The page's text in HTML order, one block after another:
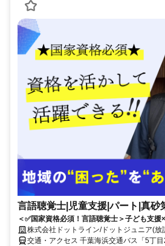
言語聴覚士|児童支援|パート|真砂
＜✅国家資格必須！言語聴覚士＞子ども支
株式会社ドットライン/ドットジュニア(放
発達支援) 真砂第1教室
交通・アクセス 千葉海浜交通バス「5丁